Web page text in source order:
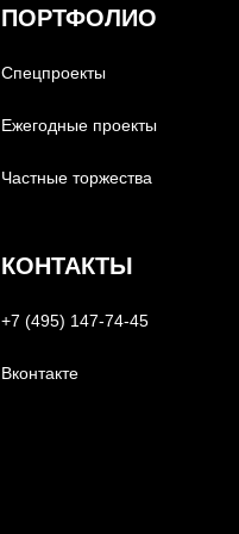
ПОРТФОЛИО
Спецпроекты
Ежегодные проекты
Частные торжества
КОНТАКТЫ
+7 (495) 147-74-45
Вконтакте